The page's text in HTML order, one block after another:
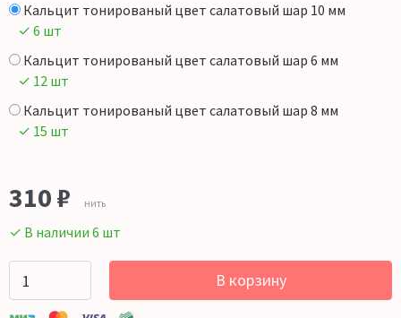
Кальцит тонированый цвет салатовый шар 10 мм
✓ 6 шт
Кальцит тонированый цвет салатовый шар 6 мм
✓ 12 шт
Кальцит тонированый цвет салатовый шар 8 мм
✓ 15 шт
310₽ нить
✓ В наличии 6 шт
В корзину